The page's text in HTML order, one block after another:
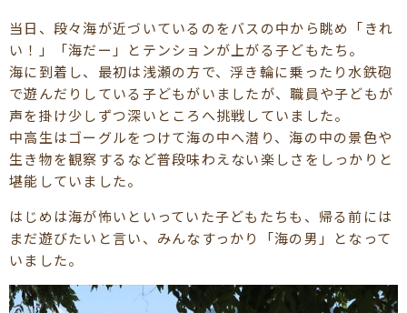
当日、段々海が近づいているのをバスの中から眺め「きれ
い！」「海だー」とテンションが上がる子どもたち。
海に到着し、最初は浅瀬の方で、浮き輪に乗ったり水鉄砲
で遊んだりしている子どもがいましたが、職員や子どもが
声を掛け少しずつ深いところへ挑戦していました。
中高生はゴーグルをつけて海の中へ潜り、海の中の景色や
生き物を観察するなど普段味わえない楽しさをしっかりと
堪能していました。
はじめは海が怖いといっていた子どもたちも、帰る前には
まだ遊びたいと言い、みんなすっかり「海の男」となって
いました。